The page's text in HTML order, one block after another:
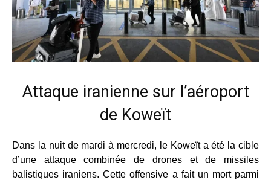
Attaque iranienne sur l’aéroport
de Koweït
Dans la nuit de mardi à mercredi, le Koweït a été la cible
d’une attaque combinée de drones et de missiles
balistiques iraniens. Cette offensive a fait un mort parmi